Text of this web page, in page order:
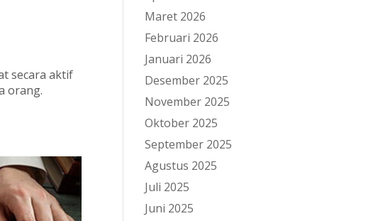
secara aktif
orang.
Maret 2026
Februari 2026
Januari 2026
Desember 2025
November 2025
Oktober 2025
September 2025
Agustus 2025
Juli 2025
Juni 2025